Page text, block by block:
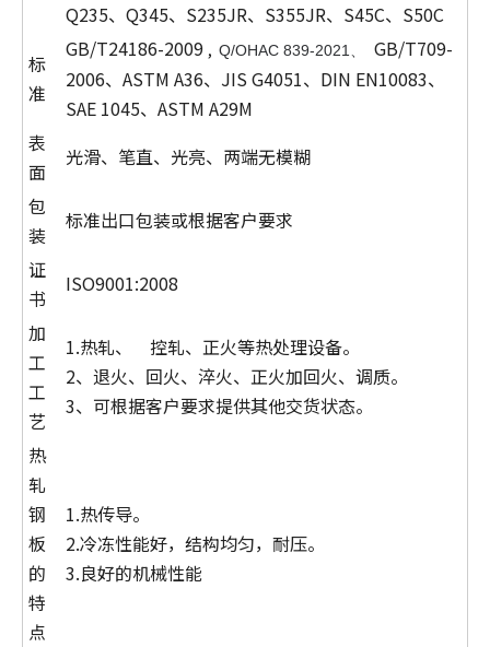
Q235、Q345、S235JR、S355JR、S45C、S50C
标
准
GB/T24186-2009 , Q/OHAC 839-2021、 GB/T709-
2006、ASTM A36、JIS G4051、DIN EN10083、
SAE 1045、ASTM A29M
表
面
光滑、笔直、光亮、两端无模糊
包
装
标准出口包装或根据客户要求
证
书
ISO9001:2008
加
工
工
艺
1.热轧、 控轧、正火等热处理设备。
2、退火、回火、淬火、正火加回火、调质。
3、可根据客户要求提供其他交货状态。
热
轧
钢
板
的
特
点
1.热传导。
2.冷冻性能好，结构均匀，耐压。
3.良好的机械性能